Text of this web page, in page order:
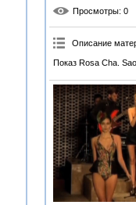
Просмотры: 0
Описание
Показ Rosa Cha.